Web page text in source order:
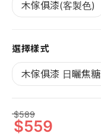
木傢俱漆(客製色)
選擇樣式
木傢俱漆 日曬焦糖
589
559